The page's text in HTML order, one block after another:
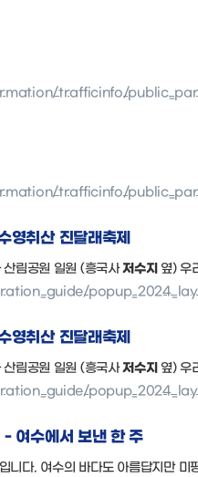
trafficinfo/
trafficinfo/
영취산 진달래축제
림공원 일원 (흥국사 저수지옆) 우
영취산 진달래축제
림공원 일원 (흥국사 저수지옆) 우
여수에서 보낸 한 주
니다. 여수의 바다도 아름답지만 미